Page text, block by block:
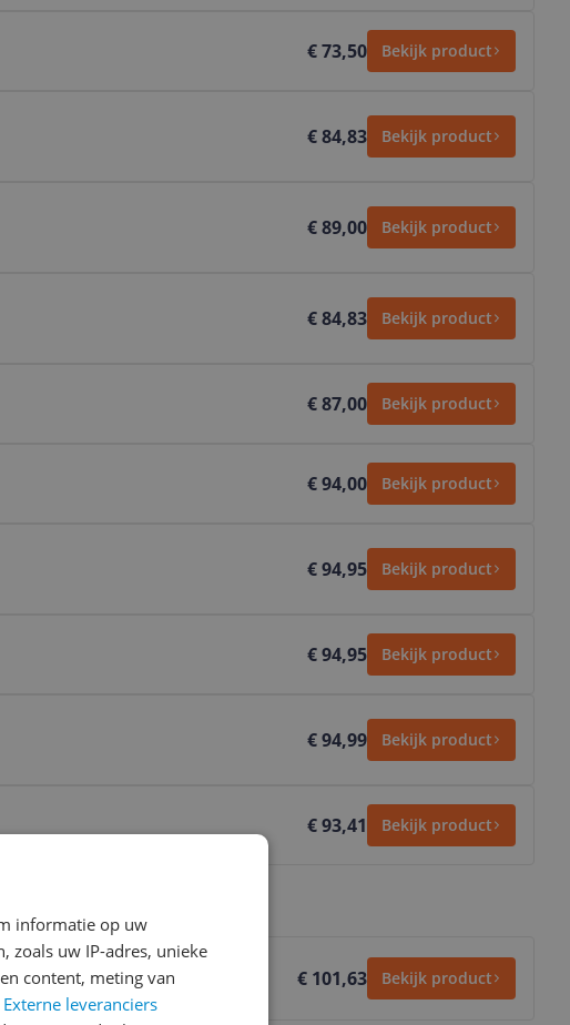
€ 73,50 Bekijk product
€ 84,83 Bekijk product
€ 89,00 Bekijk product
€ 84,83 Bekijk product
€ 87,00 Bekijk product
€ 94,00 Bekijk product
€ 94,95 Bekijk product
€ 94,95 Bekijk product
€ 94,99 Bekijk product
€ 93,41 Bekijk product
€ 101,63 Bekijk product
informatie op uw
zoals uw IP-adres, unieke
content, meting van
Externe leveranciers